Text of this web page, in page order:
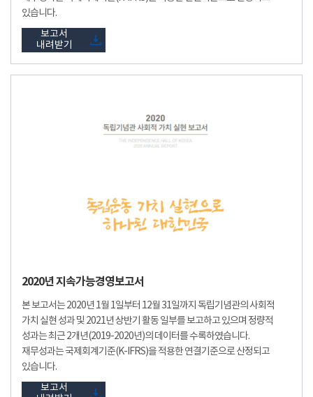
있습니다.
보고서
내려받기
2020년 지속가능경영보고서
본 보고서는 2020년 1월 1일부터 12월 31일까지 독립기념관의 사회적
가치 실현 성과 및 2021년 상반기 활동 일부를 보고하고 있으며 정량적
성과는 최근 2개년(2019-2020년)의 데이터를 수록하였습니다.
재무성과는 국제회계기준(K-IFRS)을 적용한 연결기준으로 산정되고
있습니다.
보고서